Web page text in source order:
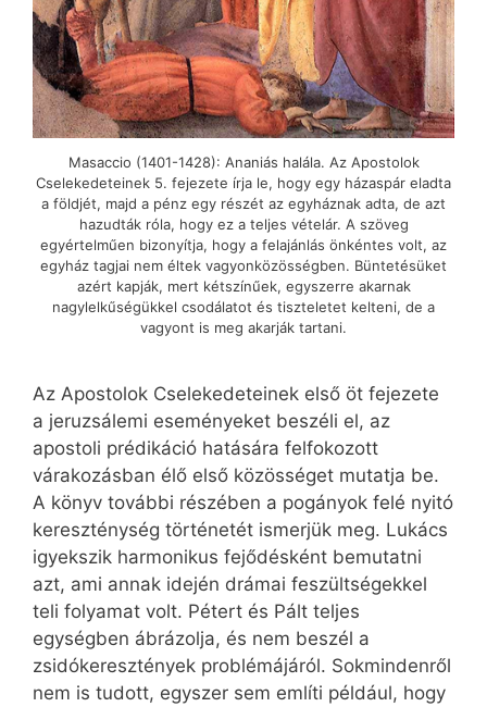
Masaccio (1401-1428): Ananiás halála. Az Apostolok
Cselekedeteinek 5. fejezete írja le, hogy egy házaspár eladta
a földjét, majd a pénz egy részét az egyháznak adta, de azt
hazudták róla, hogy ez a teljes vételár. A szöveg
egyértelműen bizonyítja, hogy a felajánlás önkéntes volt, az
egyház tagjai nem éltek vagyonközösségben. Büntetésüket
azért kapják, mert kétszínűek, egyszerre akarnak
nagylelkűségükkel csodálatot és tiszteletet kelteni, de a
vagyont is meg akarják tartani.
Az Apostolok Cselekedeteinek első öt fejezete
a jeruzsálemi eseményeket beszéli el, az
apostoli prédikáció hatására felfokozott
várakozásban élő első közösséget mutatja be.
A könyv további részében a pogányok felé nyitó
kereszténység történetét ismerjük meg. Lukács
igyekszik harmonikus fejődésként bemutatni
azt, ami annak idején drámai feszültségekkel
teli folyamat volt. Pétert és Pált teljes
egységben ábrázolja, és nem beszél a
zsidókeresztények problémájáról. Sokmindenről
nem is tudott, egyszer sem említi például, hogy